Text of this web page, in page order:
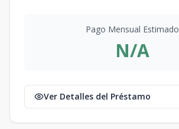
Pago Mensual Estimado
N/A
Ver Detalles del Préstamo